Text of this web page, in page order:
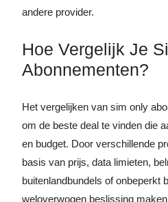
andere provider.
Hoe Vergelijk Je
Abonnementen?
Het vergelijken van sim only
om de beste deal te vinden die
en budget. Door verschillende
basis van prijs, data limieten,
buitenlandbundels of onbeperkt
weloverwogen beslissing